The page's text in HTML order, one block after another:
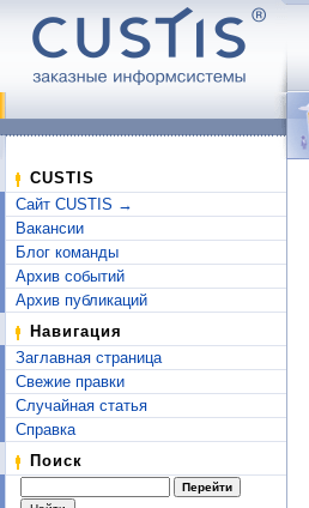
CUSTIS
Сайт CUSTIS →
Вакансии
Блог команды
Архив событий
Архив публикаций
Навигация
Заглавная страница
Свежие правки
Случайная статья
Справка
Поиск